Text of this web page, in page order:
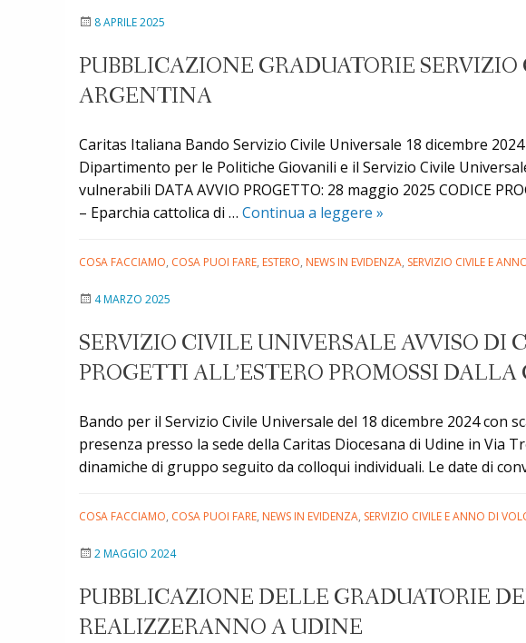
i
di
Servizio
Universale
in
Grecia
e
8 APRILE 2025
PUBBLICAZIONE GRADUATORIE
ARGENTINA
Caritas Italiana Bando Servizio Civile Universale 18 dicembre
Dipartimento per le Politiche Giovanili e il Servizio Civile
vulnerabili DATA AVVIO PROGETTO: 28 maggio 2025 CODICE
– Eparchia cattolica di … Continua a leggere Pubblicazione
Servizio
–
Etiopia,
e
Argentina
»
COSA FACCIAMO, COSA PUOI FARE, ESTERO, NEWS IN EVIDENZA, SERVIZIO CIVILE E
4 MARZO 2025
SERVIZIO CIVILE UNIVERSALE AVVISO DI
PROGETTI ALL’ESTERO PROMOSSI
Bando per il Servizio Civile Universale del 18 dicembre 2024
presenza presso la sede della Caritas Diocesana di Udine in Via
dinamiche di gruppo seguito da colloqui individuali. Le date di
COSA FACCIAMO, COSA PUOI FARE, NEWS IN EVIDENZA, SERVIZIO CIVILE E ANNO DI
2 MAGGIO 2024
PUBBLICAZIONE DELLE GRADUATORIE
REALIZZERANNO A UDINE